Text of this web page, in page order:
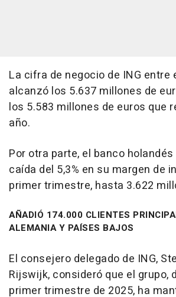
La cifra de negocio de ING entre
alcanzó los 5.637 millones de
los 5.583 millones de euros que
año.
Por otra parte, el banco
caída del 5,3% en su margen de
primer trimestre, hasta 3.622
AÑADIÓ 174.000 CLIENTES
ALEMANIA Y PAÍSES BAJOS
El consejero delegado de ING,
Rijswijk, consideró que el grupo,
primer trimestre de 2025, ha